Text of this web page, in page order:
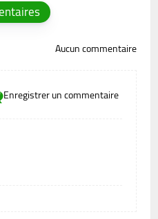
Aucun commentaire
Enregistrer un commentaire